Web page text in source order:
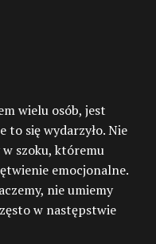
wielu osób, jest
to się wydarzyło. Nie
w szoku, któremu
emocjonalne.
nie umiemy
w następstwie